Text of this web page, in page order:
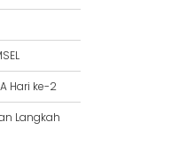
Hari ke-2
Langkah